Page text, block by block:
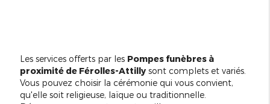
Les services offerts par les Pompes funèbres à
proximité de Férolles-Attillysont complets et variés.
Vous pouvez choisir la cérémonie qui vous convient,
qu'elle soit religieuse, laïque ou traditionnelle.